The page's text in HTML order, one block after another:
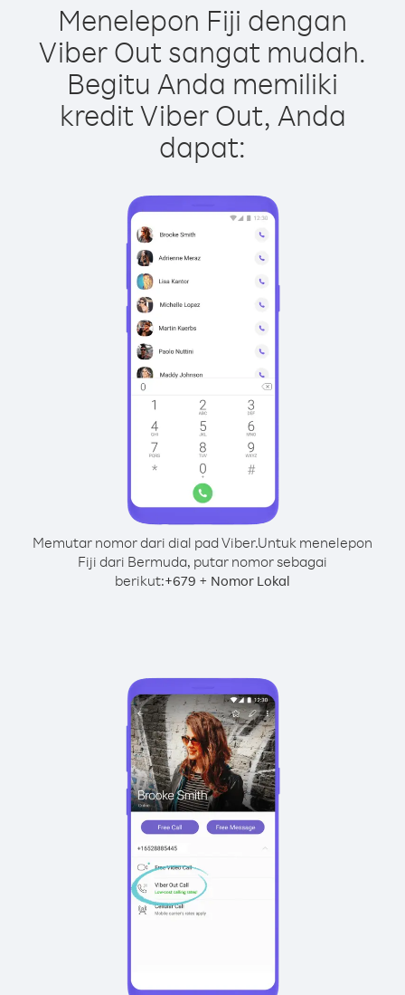
Menelepon Fiji dengan
Viber Out sangat mudah.
Begitu Anda memiliki
kredit Viber Out, Anda
dapat:
Memutar nomor dari dial pad Viber.Untuk menelepon
Fiji dari Bermuda, putar nomor sebagai
berikut:+679 + Nomor Lokal